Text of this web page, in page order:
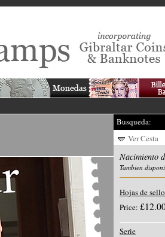
Busqueda:
Ver Cesta
Nacimiento
Tambien
Hojas de
Price:
Serie